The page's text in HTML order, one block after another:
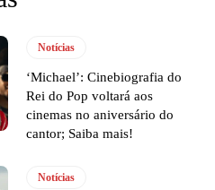
Notícias
‘Michael’: Cinebiografia do
Rei do Pop voltará aos
cinemas no aniversário do
cantor; Saiba mais!
Notícias